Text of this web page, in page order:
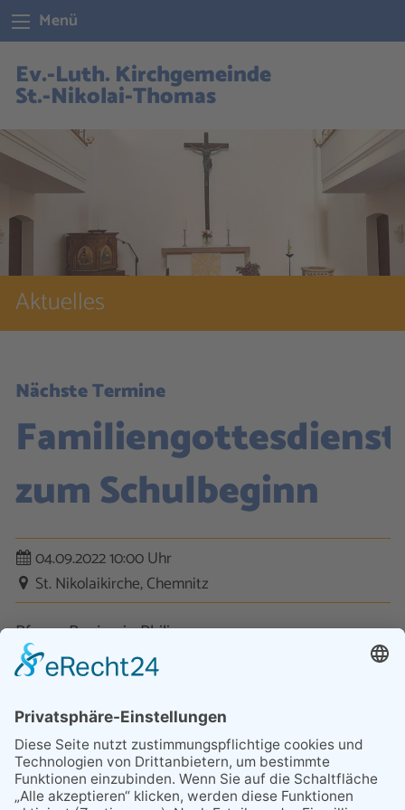
Menü
Ev.-Luth. Kirchgemeinde
St.-Nikolai-Thomas
Aktuelles
Familiengottesdienst
zum Schulbeginn
04.09.2022 10:00 Uhr
St. Nikolaikirche, Chemnitz
Pfarrer Benjamin Philipp
Nächste Termine
Kontakt